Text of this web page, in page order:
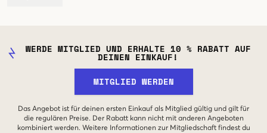
WERDE MITGLIED UND ERHALTE 10 % RABATT AUF
DEINEN EINKAUF!
MITGLIED WERDEN
Das Angebot ist für deinen ersten Einkauf als Mitglied gültig und gilt für
die regulären Preise. Der Rabatt kann nicht mit anderen Angeboten
kombiniert werden. Weitere Informationen zur Mitgliedschaft findest du